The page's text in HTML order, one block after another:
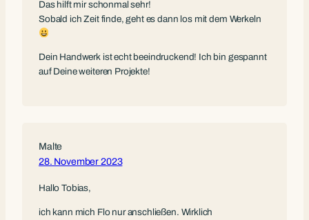
Das hilft mir schonmal sehr!
Sobald ich Zeit finde, geht es dann los mit dem Werkeln
Dein Handwerk ist echt beeindruckend! Ich bin gespannt
auf Deine weiteren Projekte!
Malte
28. November 2023
Hallo Tobias,
ich kann mich Flo nur anschließen. Wirklich